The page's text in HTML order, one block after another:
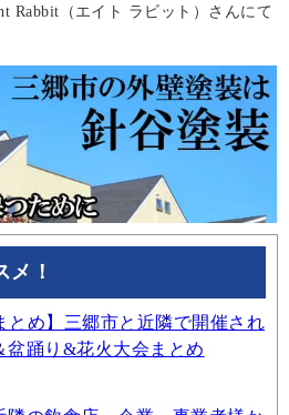
Rabbit（エイト ラビット）さんにて
メ！
とめ】三郷市と近隣で開催され
盆踊り&花火大会まとめ